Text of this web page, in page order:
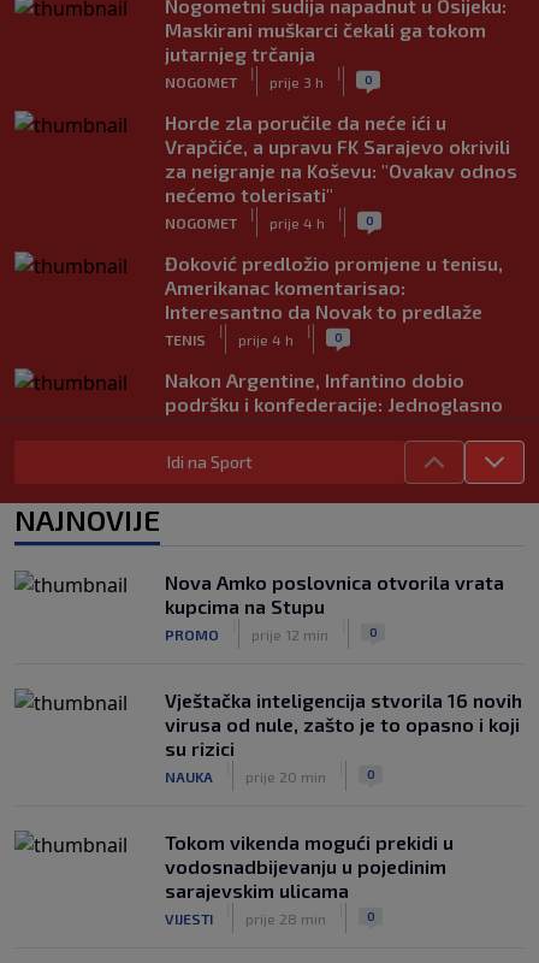
Nogometni sudija napadnut u Osijeku:
Maskirani muškarci čekali ga tokom
jutarnjeg trčanja
NOGOMET
|
prije 3 h
| 0
Horde zla poručile da neće ići u
Vrapčiće, a upravu FK Sarajevo okrivili
za neigranje na Koševu: "Ovakav odnos
nećemo tolerisati"
NOGOMET
|
prije 4 h
| 0
Đoković predložio promjene u tenisu,
Amerikanac komentarisao:
Interesantno da Novak to predlaže
TENIS
|
prije 4 h
| 0
Nakon Argentine, Infantino dobio
podršku i konfederacije: Jednoglasno
ponavljamo podršku predsjedniku
NOGOMET
Pravna bitka Luke Dončića i Anamarije
Goltes seli se u Sloveniju: Spominje se
čak 50 miliona dolara
Idi na Sport
NAJNOVIJE
Nova Amko poslovnica otvorila vrata
kupcima na Stupu
PROMO prije 12 min 0
Vještačka inteligencija stvorila 16 novih
virusa od nule, zašto je to opasno i koji
su rizici
NAUKA prije 20 min 0
Tokom vikenda mogući prekidi u
vodosnadbijevanju u pojedinim
sarajevskim ulicama
VIJESTI prije 28 min 0